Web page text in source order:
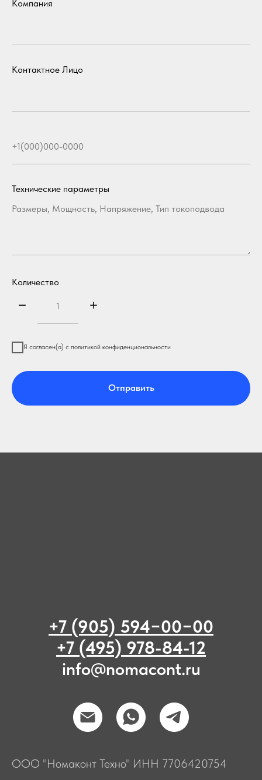
Компания
Контактное Лицо
Технические параметры
Количество
Я согласен(а) с политикой конфиденциональности
Отправить
+7 (905) 594−00−00
+7 (495) 978-84-12
info@nomacont.ru
ООО "Номаконт Техно" ИНН 7706420754